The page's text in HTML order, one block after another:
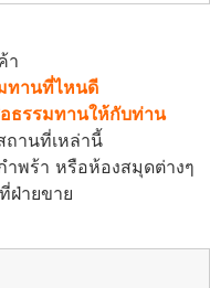
า
ทานที่ไหนดี
ธรรมทานให้กับท่าน
ถานที่เหล่านี้
ำพร้า หรือห้องสมุดต่างๆ
ฝ่ายขาย